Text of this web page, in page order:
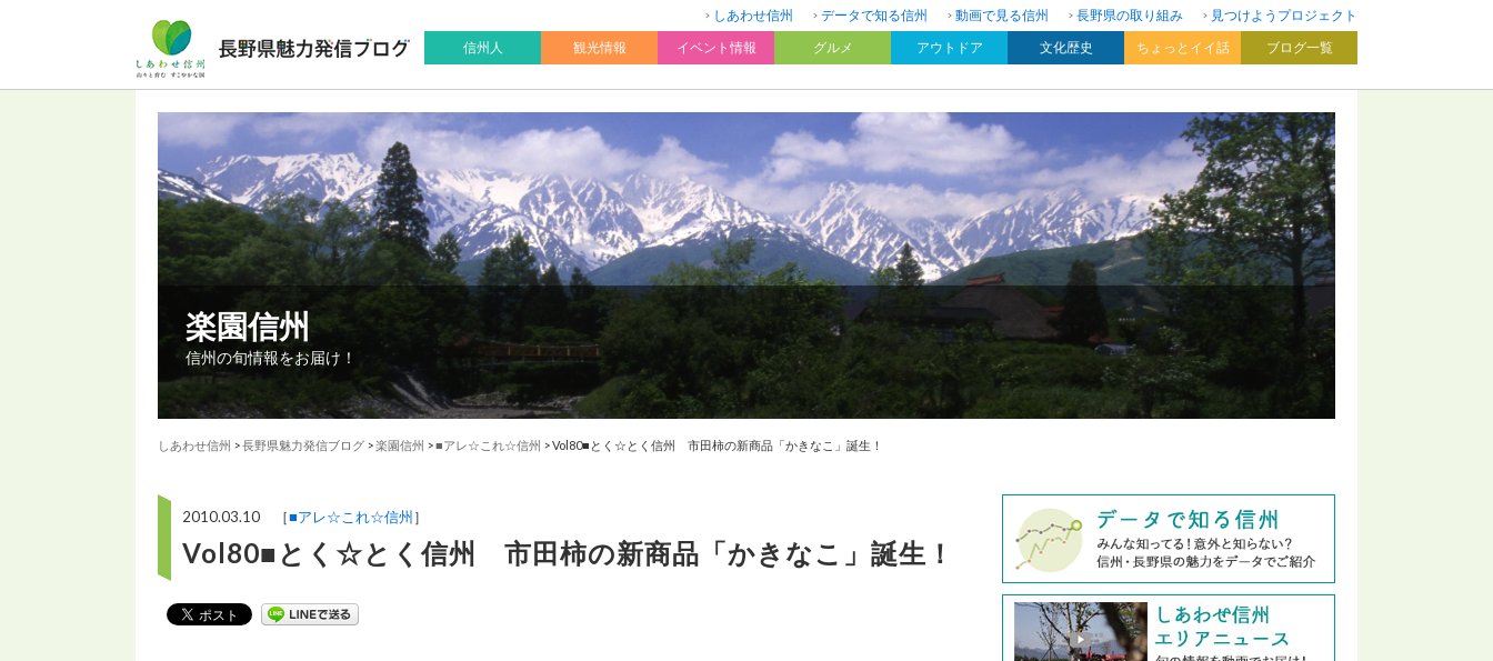
しあわせ信州 データで知る信州 動画で見る信州 長野県の取り組み
見つけようプロジェクト
信州人
観光情報 イベント情報 グルメ アウトドア 文化歴史 ちょっとイイ話 ブログ一覧
楽園信州
信州の旬情報をお届け！
しあわせ信州 >長野県魅力発信ブログ >楽園信州 >■アレ☆これ☆信州 >Vol80■とく☆とく信州 市田柿の新商品「かきなこ」誕生！
2010.03.10 ［■アレ☆これ☆信州］
Vol80■とく☆とく信州 市田柿の新商品「かきなこ」誕生！